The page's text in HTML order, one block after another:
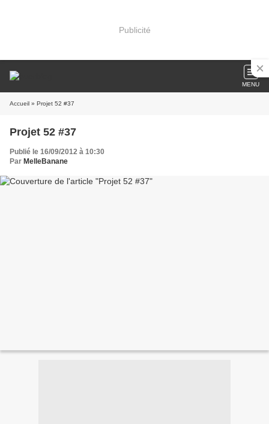
Publicité
MENU
Accueil » Projet 52 #37
Projet 52 #37
Publié le 16/09/2012 à 10:30
Par MelleBanane